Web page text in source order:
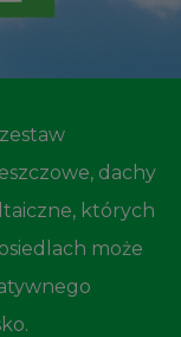
dachy
których
może